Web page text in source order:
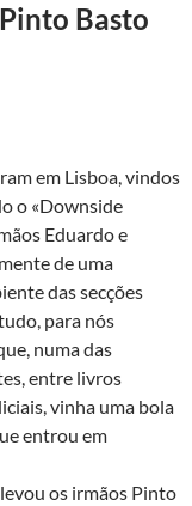
Basto
em Lisboa, vindos
o «Downside
Eduardo e
de uma
das secções
para nós
numa das
entre livros
vinha uma bola
entrou em
os irmãos Pinto